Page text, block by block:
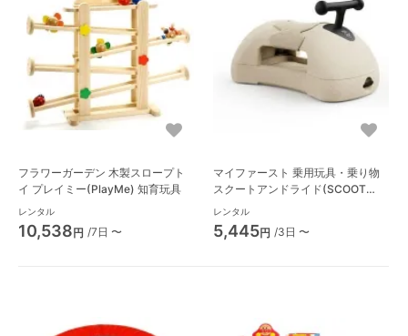
フラワーガーデン 木製スロープト
イ プレイミー(PlayMe) 知育玩具
レンタル
10,538円 /7日 〜
マイファースト 乗用玩具・乗り物
スクートアンドライド(SCOOT
AND RIDE)
レンタル
5,445円 /3日 〜